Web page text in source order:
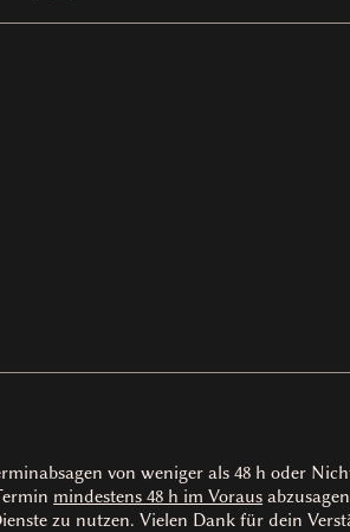
von weniger als 48 h oder
mindestens 48 h im Voraus
zu nutzen. Vielen Dank für dein